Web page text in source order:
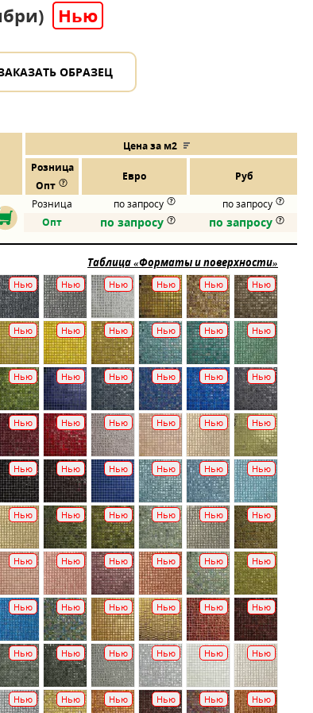
Нью
ОБРАЗЕЦ
Цена за м2
Розница
Евро Руб
Опт
Розница по запросу
по запросу
Опт по запросу по запросу
Таблица «Форматы и поверхности»
Нью Нью Нью Нью Нью Нью
Нью Нью Нью Нью Нью Нью
Нью Нью Нью Нью Нью Нью
Нью Нью Нью Нью Нью Нью
Нью Нью Нью Нью Нью Нью
Нью Нью Нью Нью Нью Нью
Нью Нью Нью Нью Нью Нью
Нью Нью Нью Нью Нью Нью
Нью Нью Нью Нью Нью Нью
Нью Нью Нью Нью Нью Нью